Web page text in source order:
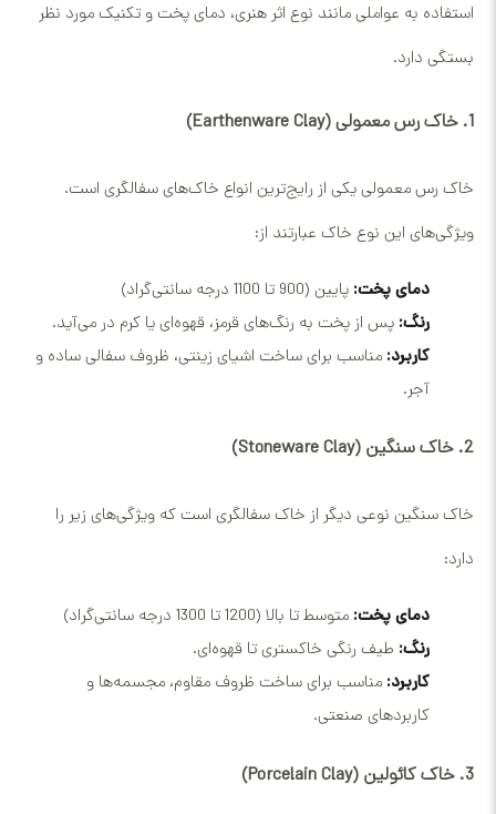
استفاده به عواملی مانند نوع اثر هنری، دمای پخت و تکنیک مورد نظر
بستگی دارد.
1. خاک رس معمولی (Earthenware Clay)
خاک رس معمولی یکی از رایج‌ترین انواع خاک‌های سفالگری است.
ویژگی‌های این نوع خاک عبارتند از:
دمای پخت: پایین (900 تا 1100 درجه سانتی‌گراد)
رنگ: پس از پخت به رنگ‌های قرمز، قهوه‌ای یا کرم در می‌آید.
کاربرد: مناسب برای ساخت اشیای زینتی، ظروف سفالی ساده و
آجر.
2. خاک سنگین (Stoneware Clay)
خاک سنگین نوعی دیگر از خاک سفالگری است که ویژگی‌های زیر را
دارد:
دمای پخت: متوسط تا بالا (1200 تا 1300 درجه سانتی‌گراد)
رنگ: طیف رنگی خاکستری تا قهوه‌ای.
کاربرد: مناسب برای ساخت ظروف مقاوم، مجسمه‌ها و
کاربردهای صنعتی.
3. خاک کائولین (Porcelain Clay)